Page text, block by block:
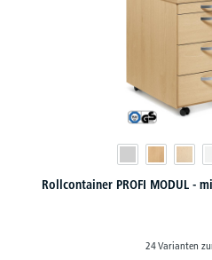
Rollcontainer PROFI MODUL -
24 Varianten